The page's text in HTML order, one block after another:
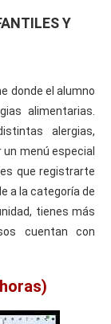
Y
donde el alumno
alimentarias.
alergias,
menú especial
que registrarte
a la categoría de
tienes más
cuentan con